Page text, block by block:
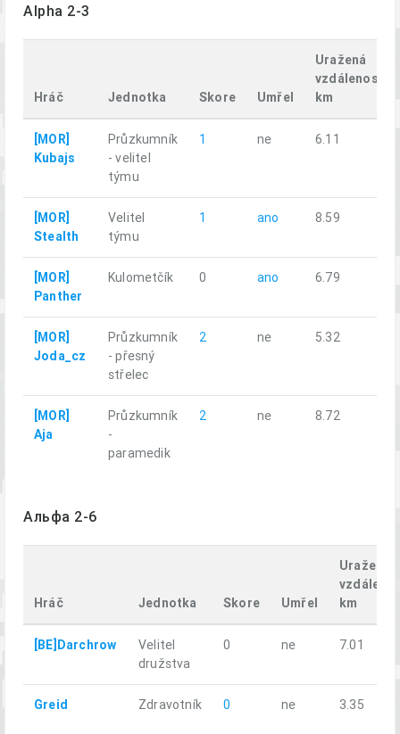
Alpha 2-3
Hráč Jednotka Skore Umřel
Uražená
vzdálenost,
km
[MOR]
Kubajs
Průzkumník
- velitel
týmu
1 ne 6.11
[MOR]
Stealth
Velitel
týmu
1 ano 8.59
[MOR]
Panther
Kulometčík 0 ano 6.79
[MOR]
Joda_cz
Průzkumník
- přesný
střelec
2 ne 5.32
[MOR]
Aja
Průzkumník
-
paramedik
2 ne 8.72
Альфа 2-6
Hráč Jednotka Skore Umřel
Uražená
km
[BE]Darchrow
Velitel
družstva
0 ne 7.01
Greid Zdravotník 0 ne 3.35